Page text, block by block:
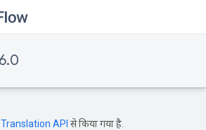
API से किया गया है.